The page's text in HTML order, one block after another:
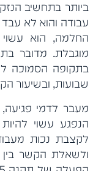
ביותר בתחשיב
עבודה והוא לא עבד
החלמה, הוא עשוי
מוגבלת. מדובר
בתקופה הסמוכה
שבועות, ובשיעור
מעבר לדמי
הנפגע עשוי
לקצבת נכות
ולשאלת הקשר בין